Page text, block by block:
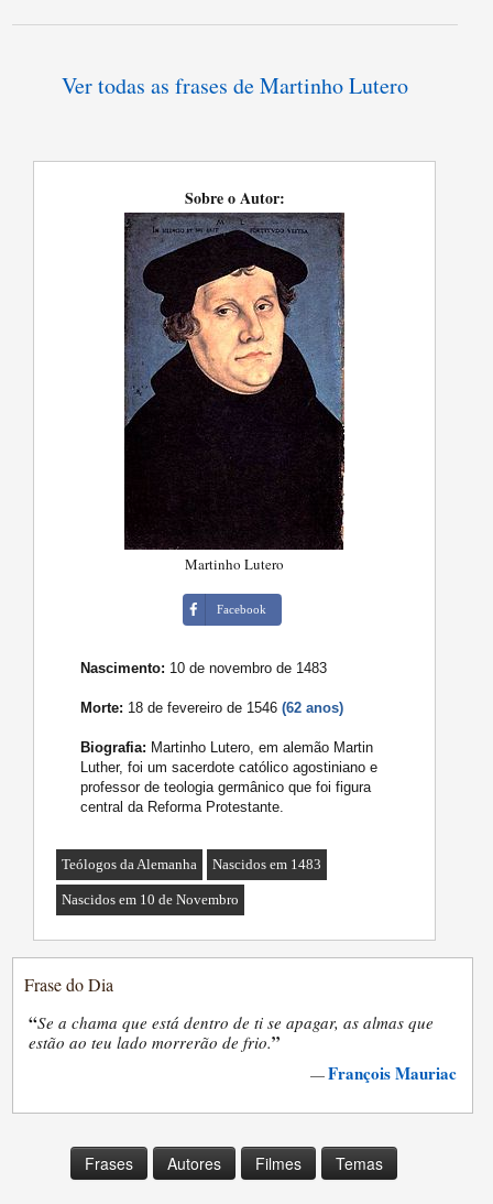
Ver todas as frases de Martinho Lutero
Sobre o Autor:
Martinho Lutero
Facebook
Nascimento: 10 de novembro de 1483
Morte: 18 de fevereiro de 1546(62 anos)
Biografia: Martinho Lutero, em alemão Martin
Luther, foi um sacerdote católico agostiniano e
professor de teologia germânico que foi figura
central da Reforma Protestante.
Teólogos da Alemanha Nascidos em 1483
Nascidos em 10 de Novembro
Frase do Dia
“Se a chama que está dentro de ti se apagar, as almas que
estão ao teu lado morrerão de frio.”
—François Mauriac
Frases Autores Filmes Temas